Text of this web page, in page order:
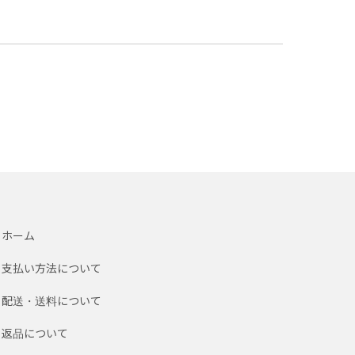
ホーム
支払い方法について
配送・送料について
返品について